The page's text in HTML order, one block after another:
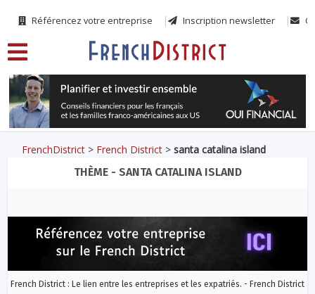
Référencez votre entreprise Inscription newsletter
FrenchDistrict > French District >santa catalina island
THÈME - SANTA CATALINA ISLAND
French District : Le lien entre les entreprises et les expatriés. - French District